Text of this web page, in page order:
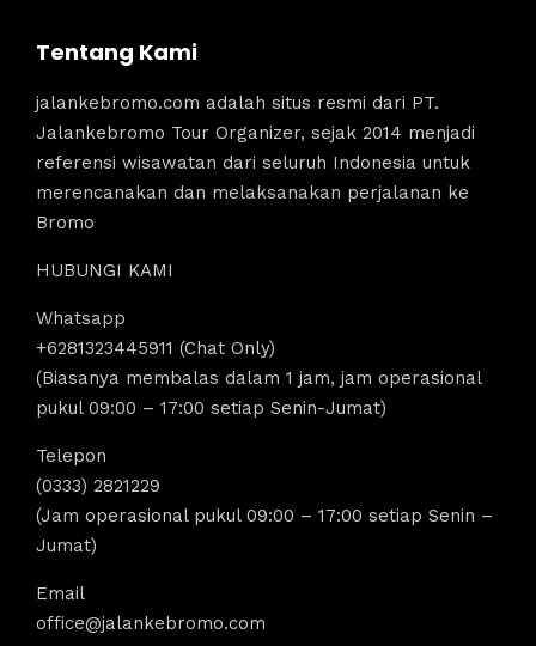
Tentang Kami
jalankebromo.com adalah situs resmi dari PT.
Jalankebromo Tour Organizer, sejak 2014 menjadi
referensi wisawatan dari seluruh Indonesia untuk
merencanakan dan melaksanakan perjalanan ke
Bromo
HUBUNGI KAMI
Whatsapp
+6281323445911 (Chat Only)
(Biasanya membalas dalam 1 jam, jam operasional
pukul 09:00 – 17:00 setiap Senin-Jumat)
Telepon
(0333) 2821229
(Jam operasional pukul 09:00 – 17:00 setiap Senin –
Jumat)
Email
office@jalankebromo.com